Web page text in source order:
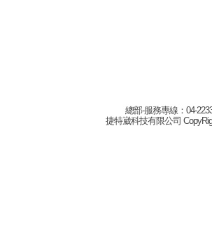
總部-服務專線：04-
捷特崴科技有限公司